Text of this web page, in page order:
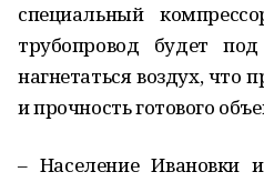
специальный
трубопровод будет
нагнетаться воздух, что
и прочность готового
– Население Ивановки